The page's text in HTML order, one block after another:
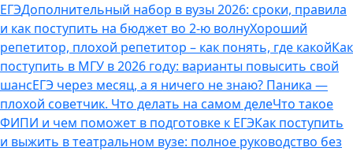
ЕГЭДополнительный набор в вузы 2026: сроки, правила
и как поступить на бюджет во 2‑ю волнуХороший
репетитор, плохой репетитор – как понять, где какойКак
поступить в МГУ в 2026 году: варианты повысить свой
шансЕГЭ через месяц, а я ничего не знаю? Паника —
плохой советчик. Что делать на самом делеЧто такое
ФИПИ и чем поможет в подготовке к ЕГЭКак поступить
и выжить в театральном вузе: полное руководство без